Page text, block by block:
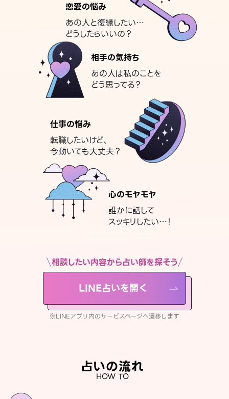
恋愛の悩み
あの人と復縁したい…
どうしたらいいの？
相手の気持ち
あの人は私のことを
どう思ってる？
仕事の悩み
転職したいけど、
今動いても大丈夫？
心のモヤモヤ
誰かに話して
スッキリしたい…！
相談したい内容から占い師を探そう
LINE占いを開く
※LINEアプリ内のサービスページへ遷移します
占いの流れ
HOW TO